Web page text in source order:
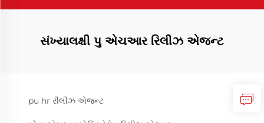
સંખ્યાલક્ષી પુ એચઆર રિલીઝ એજન્ટ
pu hr રીલીઝ એજન્ટ